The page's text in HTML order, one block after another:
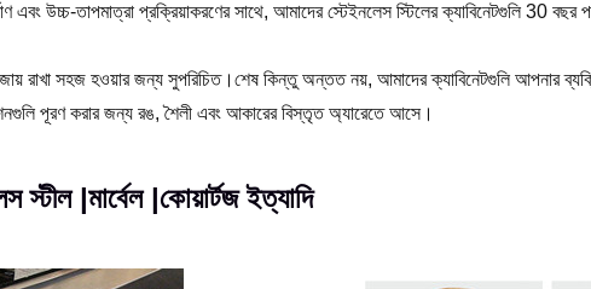
এবং উচ্চ-তাপমাত্রা প্রক্রিয়াকরণের সাথে, আমাদের স্টেইনলেস স্টিলের ক্যাবিনেটগুলি 30 বছর
রাখা সহজ হওয়ার জন্য সুপরিচিত।শেষ কিন্তু অন্তত নয়, আমাদের ক্যাবিনেটগুলি আপনার
পূরণ করার জন্য রঙ, শৈলী এবং আকারের বিস্তৃত অ্যারেতে আসে।
স্টীল |মার্বেল |কোয়ার্টজ ইত্যাদি